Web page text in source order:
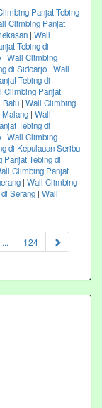
Panjat Tebing
Climbing Panjat
| Wall
Tebing di
| Wall Climbing
di Sidoarjo | Wall
Tebing di
Climbing Panjat
Batu | Wall Climbing
| Wall
Tebing di
| Wall Climbing
di Kepulauan Seribu
Tebing di
Climbing Panjat
| Wall Climbing
Serang | Wall
... 124